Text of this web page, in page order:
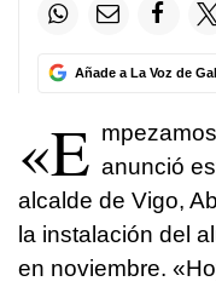
Añade a La Voz de
«E anunció
alcalde de Vigo,
la instalación del
en noviembre.